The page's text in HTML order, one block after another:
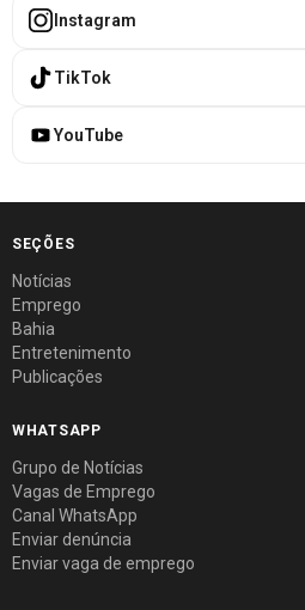
Instagram
TikTok
YouTube
SEÇÕES
Notícias
Emprego
Bahia
Entretenimento
Publicações
WHATSAPP
Grupo de Notícias
Vagas de Emprego
Canal WhatsApp
Enviar denúncia
Enviar vaga de emprego